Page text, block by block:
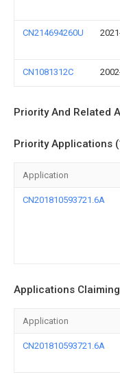
CN214694260U
CN1081312C
Priority And Related
Priority Applications
Application
CN201810593721.6A
Applications
Application
CN201810593721.6A